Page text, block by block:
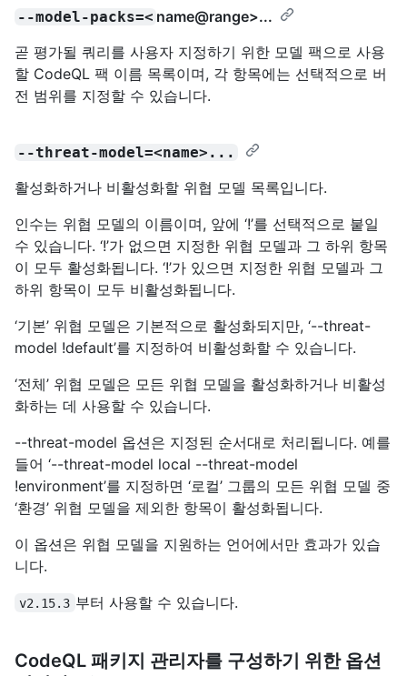
--model-packs=< name@range>...
곧 평가될 쿼리를 사용자 지정하기 위한 모델 팩으로 사용
할 CodeQL 팩 이름 목록이며, 각 항목에는 선택적으로 버
전 범위를 지정할 수 있습니다.
--threat-model=<name>...
활성화하거나 비활성화할 위협 모델 목록입니다.
인수는 위협 모델의 이름이며, 앞에 ‘!’를 선택적으로 붙일
수 있습니다. ‘!’가 없으면 지정한 위협 모델과 그 하위 항목
이 모두 활성화됩니다. ‘!’가 있으면 지정한 위협 모델과 그
하위 항목이 모두 비활성화됩니다.
‘기본’ 위협 모델은 기본적으로 활성화되지만, ‘--threat-
model !default’를 지정하여 비활성화할 수 있습니다.
‘전체’ 위협 모델은 모든 위협 모델을 활성화하거나 비활성
화하는 데 사용할 수 있습니다.
--threat-model 옵션은 지정된 순서대로 처리됩니다. 예를
들어 ‘--threat-model local --threat-model
!environment’를 지정하면 ‘로컬’ 그룹의 모든 위협 모델 중
‘환경’ 위협 모델을 제외한 항목이 활성화됩니다.
이 옵션은 위협 모델을 지원하는 언어에서만 효과가 있습
니다.
v2.15.3 부터 사용할 수 있습니다.
CodeQL 패키지 관리자를 구성하기 위한 옵션